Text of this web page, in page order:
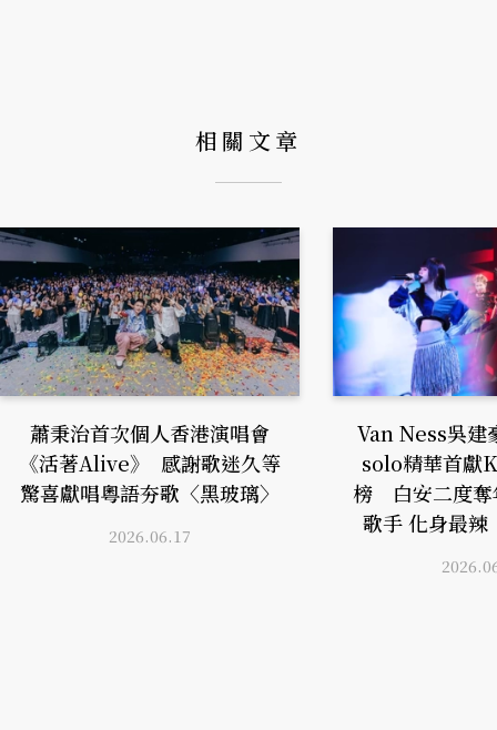
相關文章
蕭秉治首次個人香港演唱會
《活著Alive》 感謝歌迷久等
驚喜獻唱粵語夯歌〈黑玻璃〉
2026.06.17
Van Ness吳建
solo精華首獻
榜 白安二度奪
歌手 化身最辣